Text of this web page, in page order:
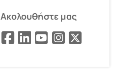
Ακολουθήστε μας
Facebook
LinkedIn
YouTube
Instagram
X